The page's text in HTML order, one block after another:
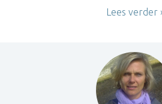
Lees verder